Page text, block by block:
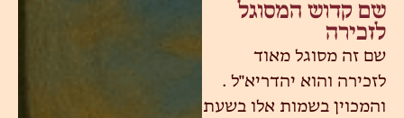
שם קדוש המסוגל
לזכירה
שם זה מסוגל מאוד
לזכירה והוא יהדריא"ל .
והמכוין בשמות אלו בשעת